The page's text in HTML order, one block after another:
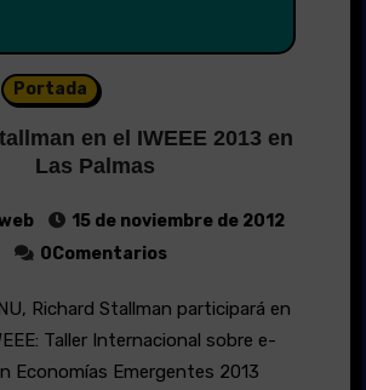
Portada
en el IWEEE 2013 en
Las Palmas
15 de noviembre de 2012
0Comentarios
Taller Internacional sobre e-
Economías Emergentes 2013